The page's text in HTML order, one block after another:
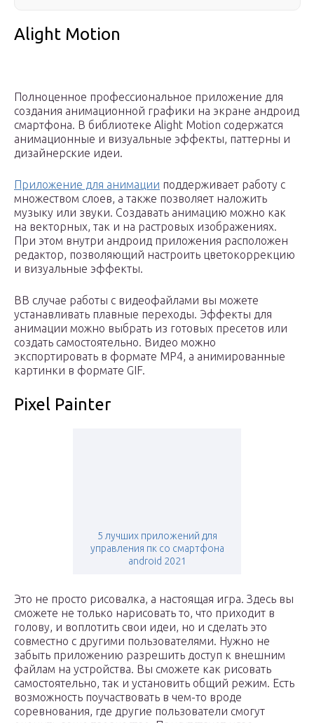
Alight Motion
Полноценное профессиональное приложение для
создания анимационной графики на экране андроид
смартфона. В библиотеке Alight Motion содержатся
анимационные и визуальные эффекты, паттерны и
дизайнерские идеи.
Приложение для анимации поддерживает работу с
множеством слоев, а также позволяет наложить
музыку или звуки. Создавать анимацию можно как
на векторных, так и на растровых изображениях.
При этом внутри андроид приложения расположен
редактор, позволяющий настроить цветокоррекцию
и визуальные эффекты.
ВВ случае работы с видеофайлами вы можете
устанавливать плавные переходы. Эффекты для
анимации можно выбрать из готовых пресетов или
создать самостоятельно. Видео можно
экспортировать в формате MP4, а анимированные
картинки в формате GIF.
Pixel Painter
5 лучших приложений для
управления пк со смартфона
android 2021
Это не просто рисовалка, а настоящая игра. Здесь вы
сможете не только нарисовать то, что приходит в
голову, и воплотить свои идеи, но и сделать это
совместно с другими пользователями. Нужно не
забыть приложению разрешить доступ к внешним
файлам на устройства. Вы сможете как рисовать
самостоятельно, так и установить общий режим. Есть
возможность поучаствовать в чем-то вроде
соревнования, где другие пользователи смогут